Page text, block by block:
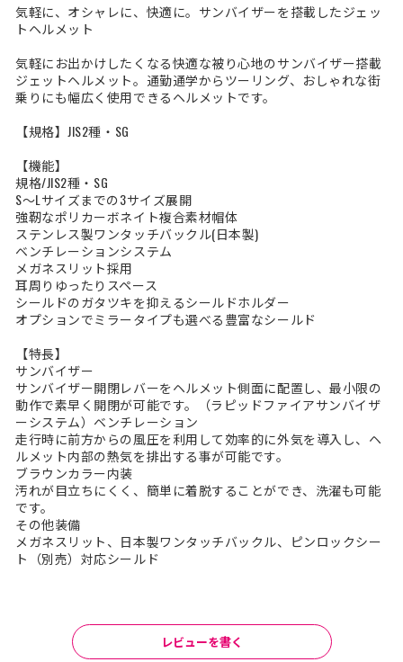
気軽に、オシャレに、快適に。サンバイザーを搭載したジェッ
トヘルメット
気軽にお出かけしたくなる快適な被り心地のサンバイザー搭載
ジェットヘルメット。通勤通学からツーリング、おしゃれな街
乗りにも幅広く使用できるヘルメットです。
【規格】JIS2種・SG
【機能】
規格/JIS2種・SG
S～Lサイズまでの3サイズ展開
強靭なポリカーボネイト複合素材帽体
ステンレス製ワンタッチバックル(日本製)
ベンチレーションシステム
メガネスリット採用
耳周りゆったりスペース
シールドのガタツキを抑えるシールドホルダー
オプションでミラータイプも選べる豊富なシールド
【特長】
サンバイザー
サンバイザー開閉レバーをヘルメット側面に配置し、最小限の
動作で素早く開閉が可能です。（ラピッドファイアサンバイザ
ーシステム）ベンチレーション
走行時に前方からの風圧を利用して効率的に外気を導入し、ヘ
ルメット内部の熱気を排出する事が可能です。
ブラウンカラー内装
汚れが目立ちにくく、簡単に着脱することができ、洗濯も可能
です。
その他装備
メガネスリット、日本製ワンタッチバックル、ピンロックシー
ト（別売）対応シールド
レビューを書く